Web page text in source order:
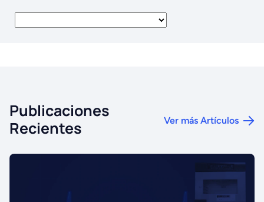
Publicaciones
Recientes
Ver más Artículos